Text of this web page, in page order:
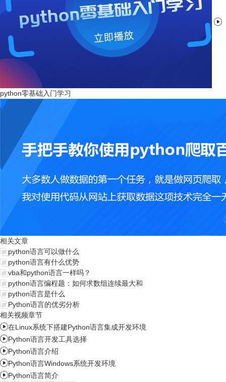

python零基础入门学习
相关文章
python语言可以做什么
python语言有什么优势
vba和python语言一样吗？
python语言编程题：如何求数组连续最大和
python语言是什么
Python语言的优劣分析
相关视频章节
在Linux系统下搭建Python语言集成开发环境
Python语言开发工具选择
Python语言介绍
Python语言Windows系统开发环境
Python语言简介